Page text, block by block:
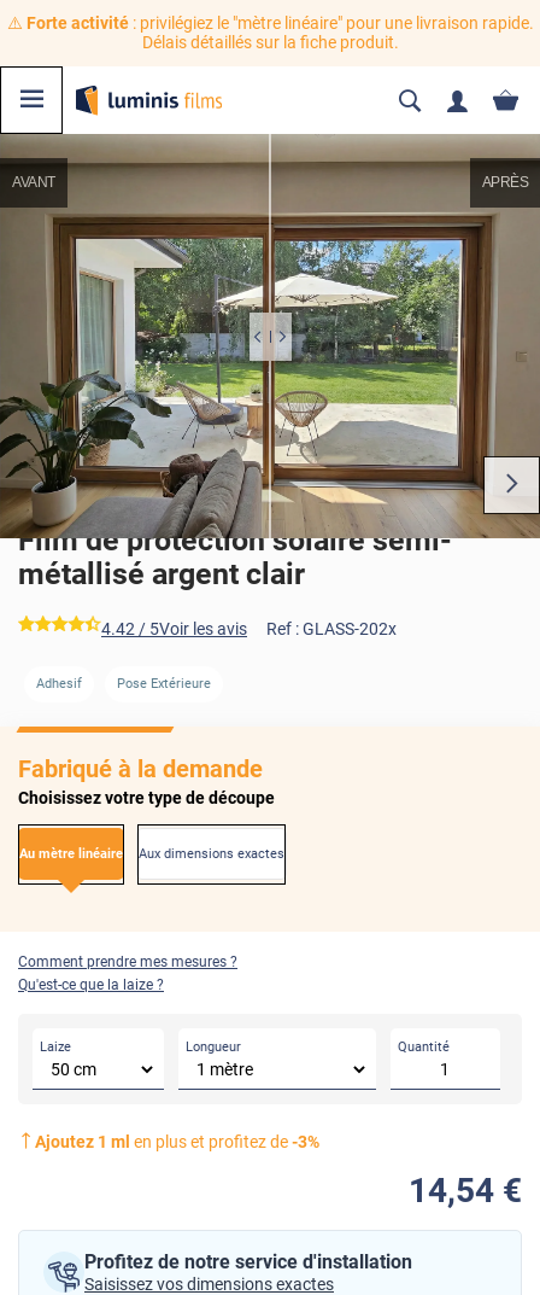
⚠️ Forte activité: privilégiez le "mètre linéaire" pour une livraison rapide.
Délais détaillés sur la fiche produit.
AVANT APRÈS
Film de protection solaire semi-
métallisé argent clair
*****
4.42 / 5Voir les avis Ref :GLASS-202x
Adhesif Pose Extérieure
Fabriqué à la demande
Choisissez votre type de découpe
Au mètre linéaire Aux dimensions exactes
Comment prendre mes mesures ?
Qu'est-ce que la laize ?
Laize Longueur Quantité
Ajoutez 1 ml en plus et profitez de-3%
14,54 €
Profitez de notre service d'installation
Saisissez vos dimensions exactes